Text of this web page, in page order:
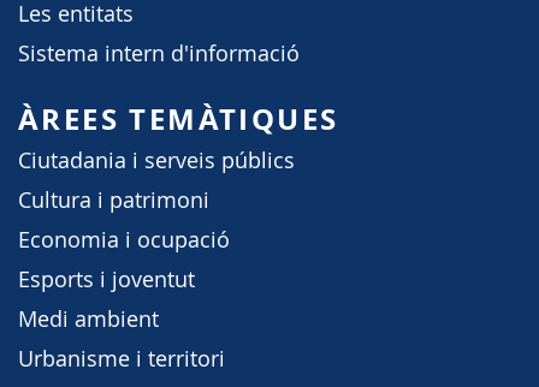
Les entitats
Sistema intern d'informació
ÀREES TEMÀTIQUES
Ciutadania i serveis públics
Cultura i patrimoni
Economia i ocupació
Esports i joventut
Medi ambient
Urbanisme i territori